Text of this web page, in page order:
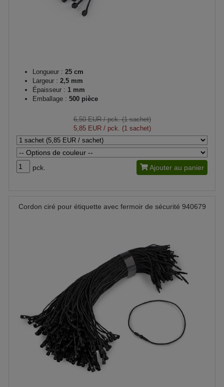
Longueur : 25 cm
Largeur : 2,5 mm
Épaisseur : 1 mm
Emballage : 500 pièce
6,50 EUR/ pck. (1 sachet)
5,85 EUR/ pck. (1 sachet)
pck. Ajouter au panier
Cordon ciré pour étiquette avec fermoir de sécurité 940679